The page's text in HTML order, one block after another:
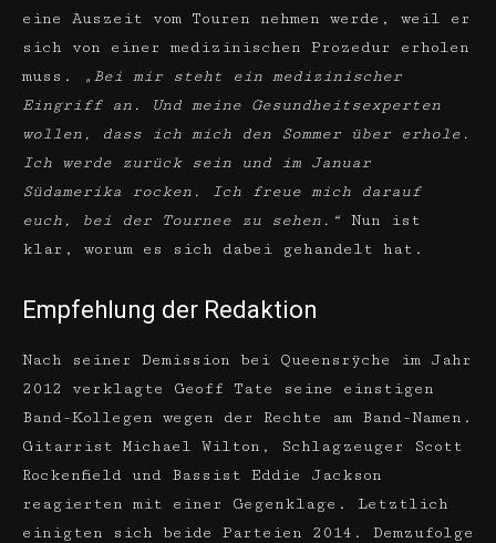
eine Auszeit vom Touren nehmen werde, weil er
sich von einer medizinischen Prozedur erholen
muss.
„Bei mir steht ein medizinischer
Eingriff an. Und meine Gesundheitsexperten
wollen, dass ich mich den Sommer über erhole.
Ich werde zurück sein und im Januar
Südamerika rocken. Ich freue mich darauf
euch, bei der Tournee zu sehen.“ Nun ist
klar, worum es sich dabei gehandelt hat.
Empfehlung der Redaktion
Nach seiner Demission bei Queensrÿche im Jahr
2012 verklagte Geoff Tate seine einstigen
Band-Kollegen wegen der Rechte am Band-Namen.
Gitarrist Michael Wilton, Schlagzeuger Scott
Rockenfield und Bassist Eddie Jackson
reagierten mit einer Gegenklage. Letztlich
einigten sich beide Parteien 2014. Demzufolge